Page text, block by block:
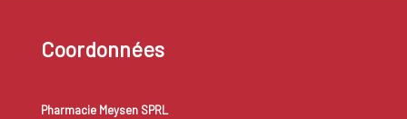
Coordonnées
Pharmacie Meysen SPRL